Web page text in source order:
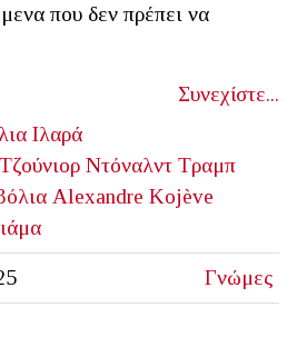
που δεν πρέπει να
Συνεχίστε...
Ιλαρά
Ντόναλντ Τραμπ
Alexandre Kojève
Γνώμες